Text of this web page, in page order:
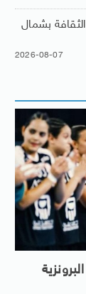
بشمال
2026-08-07